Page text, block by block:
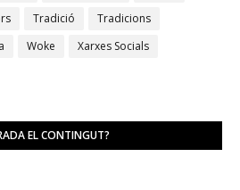
Tradició
Tradicions
Woke
Xarxes Socials
EL CONTINGUT?